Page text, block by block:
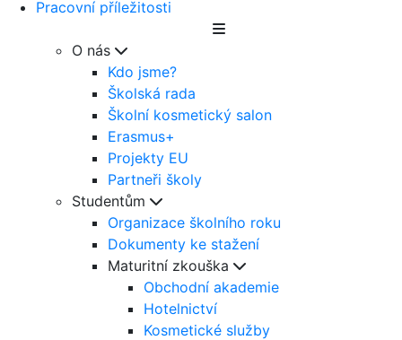
Pracovní příležitosti
O nás
Kdo jsme?
Školská rada
Školní kosmetický salon
Erasmus+
Projekty EU
Partneři školy
Studentům
Organizace školního roku
Dokumenty ke stažení
Maturitní zkouška
Obchodní akademie
Hotelnictví
Kosmetické služby